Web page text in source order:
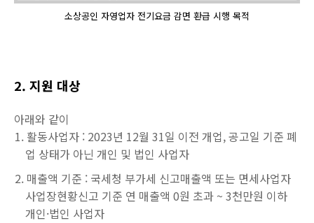
소상공인 자영업자 전기요금 감면 환급 시행 목적
2. 지원 대상
아래와 같이
활동사업자 : 2023년 12월 31일 이전 개업, 공고일 기준 폐
업 상태가 아닌 개인 및 법인 사업자
매출액 기준 : 국세청 부가세 신고매출액 또는 면세사업자
사업장현황신고 기준 연 매출액 0원 초과 ~ 3천만원 이하
개인·법인 사업자